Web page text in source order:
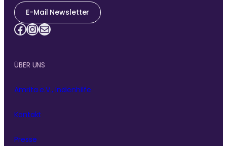
E-Mail Newsletter
Facebook InstagramE-Mail
ÜBER UNS
Amrita e.V., Indienhilfe
Kontakt
Presse